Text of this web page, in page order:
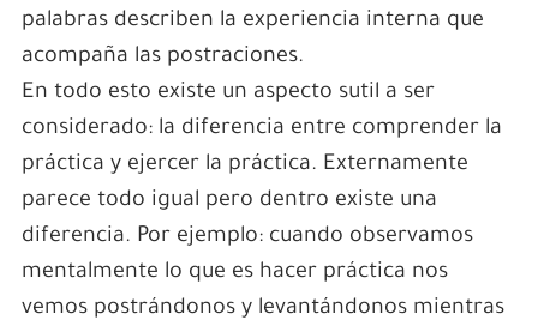
palabras describen la experiencia interna que
acompaña las postraciones.
En todo esto existe un aspecto sutil a ser
considerado: la diferencia entre comprender la
práctica y ejercer la práctica. Externamente
parece todo igual pero dentro existe una
diferencia. Por ejemplo: cuando observamos
mentalmente lo que es hacer práctica nos
vemos postrándonos y levantándonos mientras